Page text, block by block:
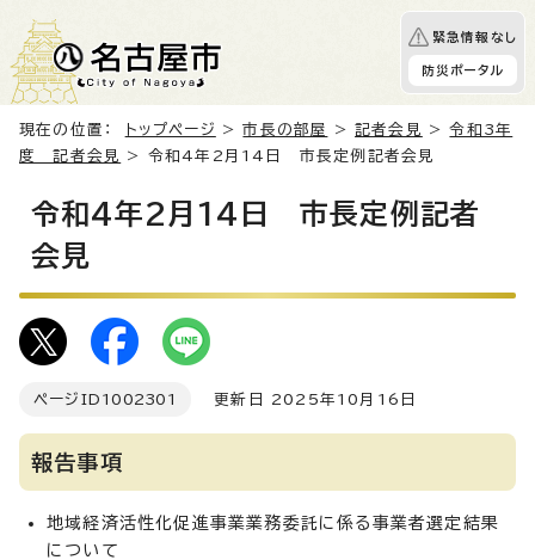
緊急情報なし
防災ポータル
現在の位置： トップページ >市長の部屋 >記者会見 >令和3年
度 記者会見
> 令和4年2月14日 市長定例記者会見
令和4年2月14日 市長定例記者
会見
ページID 1002301 更新日 2025年10月16日
報告事項
地域経済活性化促進事業業務委託に係る事業者選定結果
について